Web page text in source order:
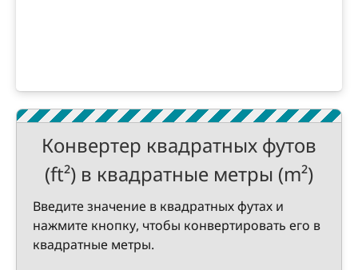
Конвертер квадратных футов
(ft²) в квадратные метры (m²)
Введите значение в квадратных футах и
нажмите кнопку, чтобы конвертировать его в
квадратные метры.